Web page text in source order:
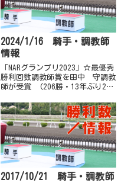
2024/1/16 騎手・調教師
情報
「NARグランプリ2023」☆最優秀
勝利回数調教師賞を田中 守調教
師が受賞 (206勝・13年ぶり2回
赤岡修次騎手が受賞 (38.5％・
3年ぶり6回目の受賞)
2017/10/21 騎手・調教師